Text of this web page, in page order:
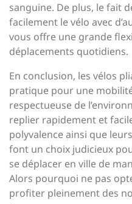
sanguine. De plus, le fait
facilement le vélo avec
vous offre une grande
déplacements quotidiens.
En conclusion, les vélos
pratique pour une
respectueuse de
replier rapidement et
polyvalence ainsi que
font un choix judicieux
se déplacer en ville de
Alors pourquoi ne pas
profiter pleinement des